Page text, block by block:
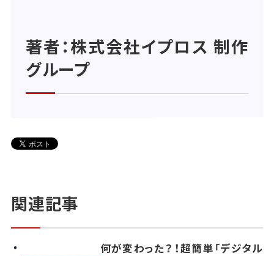
著者：株式会社イプロス 制作
グループ
関連記事
何が変わった？！超簡単「デジタル